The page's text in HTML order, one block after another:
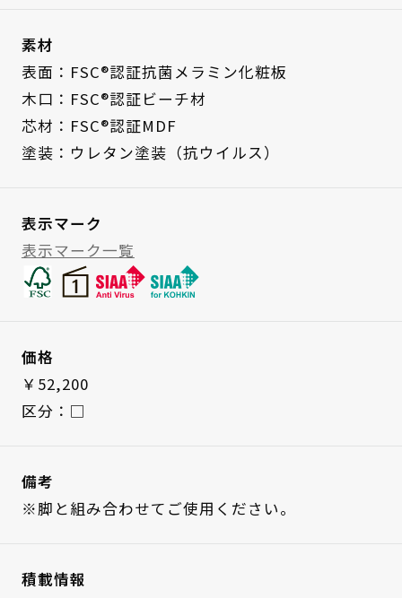
素材
表面：FSC®認証抗菌メラミン化粧板
木口：FSC®認証ビーチ材
芯材：FSC®認証MDF
塗装：ウレタン塗装（抗ウイルス）
表示マーク
表示マーク一覧
価格
￥52,200
区分：□
備考
※脚と組み合わせてご使用ください。
積載情報